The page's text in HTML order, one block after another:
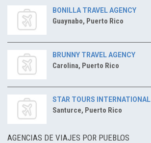
BONILLA TRAVEL AGENCY
Guaynabo, Puerto Rico
BRUNNY TRAVEL AGENCY
Carolina, Puerto Rico
STAR TOURS INTERNATIONAL
Santurce, Puerto Rico
AGENCIAS DE VIAJES POR PUEBLOS